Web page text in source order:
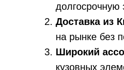
долгосрочную
Доставка из
на рынке без
Широкий
кузовных